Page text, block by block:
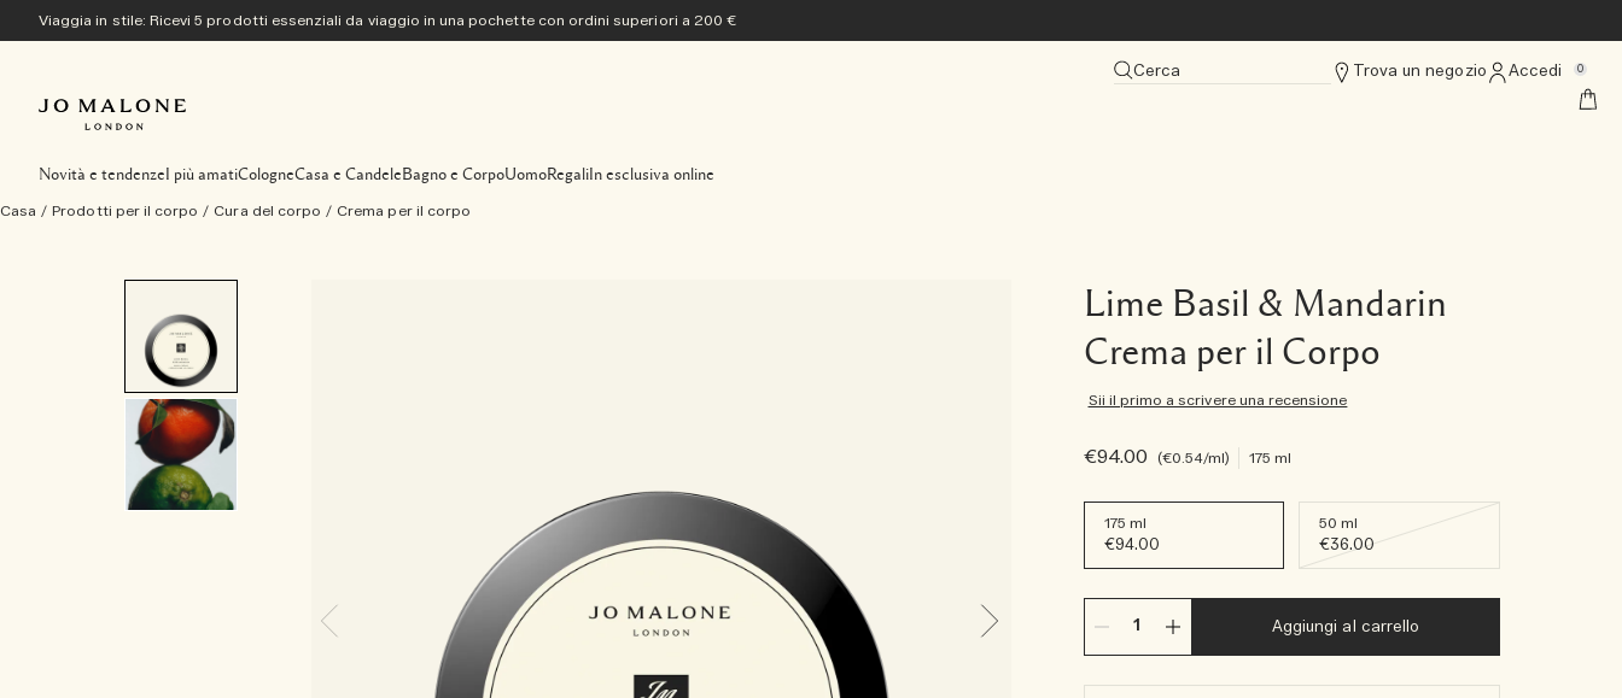
Viaggia in stile: Ricevi 5 prodotti essenziali da viaggio in una pochette con ordini superiori a 200 €
Cerca Trova un negozio Accedi 0
Novità e tendenzeI più amatiCologneCasa e CandeleBagno e CorpoUomoRegaliIn esclusiva online
Casa / Prodotti per il corpo / Cura del corpo / Crema per il corpo
Lime Basil & Mandarin
Crema per il Corpo
Sii il primo a scrivere una recensione
€94.00 €0.54/ml 175 ml
175 ml
€94.00
50 ml
€36.00
Aggiungi al carrello